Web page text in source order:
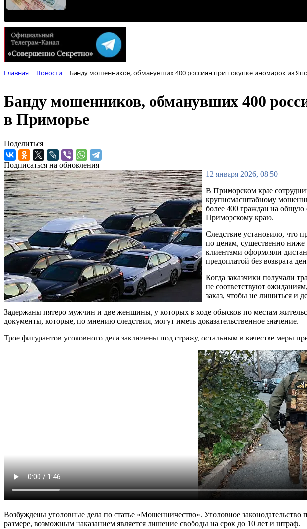
Главная Новости Банду мошенников, обманувших 400 россиян при покупке иномарок из
Банду мошенников, обманувших 400
в Приморье
Поделиться
Подписаться на обновления
12 января 2026, 08:50
В Приморском крае
крупномасштабному
более 400 граждан на
Приморскому краю.
Следствие установило, что
по ценам, существенно ниже
клиентами оформляли
предоплатой без возврата
Когда заказчики получали
не соответствуют
заказ, чтобы не лишиться и
Задержаны пятеро мужчин и две женщины, у которых в ходе обысков по местам
документы, которые, по мнению следствия, могут иметь доказательственное значение.
Трое фигурантов уголовного дела заключены под стражу, остальным в качестве меры
Возбуждены уголовные дела по статье «Мошенничество». Уголовное
размере, возможным наказанием является лишение свободы на срок до 10 лет и штраф.